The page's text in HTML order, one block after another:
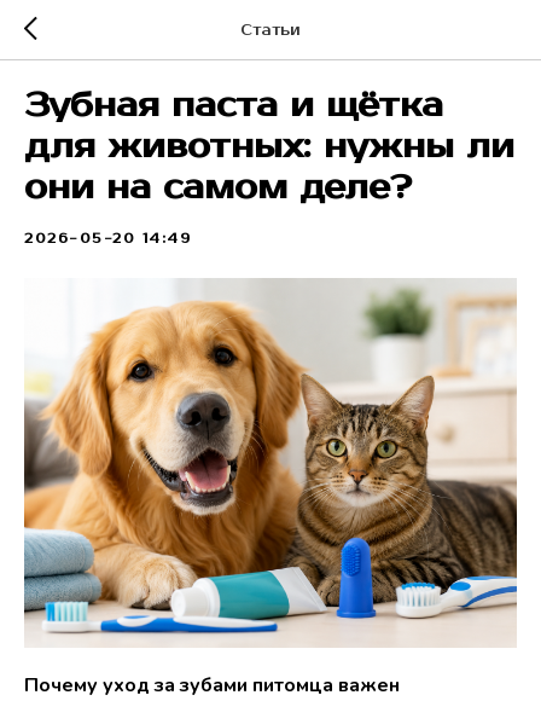
Статьи
Зубная паста и щётка
для животных: нужны ли
они на самом деле?
2026-05-20 14:49
Почему уход за зубами питомца важен